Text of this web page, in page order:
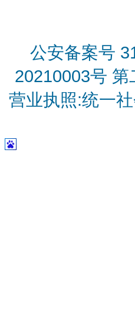
公安备案号
20210003号 第
营业执照:统一